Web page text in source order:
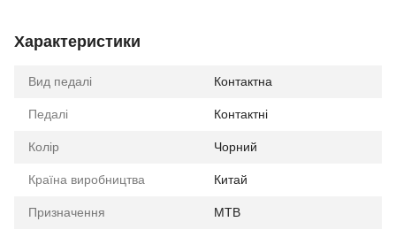
Характеристики
Вид педалі Контактна
Педалі Контактні
Колір Чорний
Країна виробництва Китай
Призначення MTB